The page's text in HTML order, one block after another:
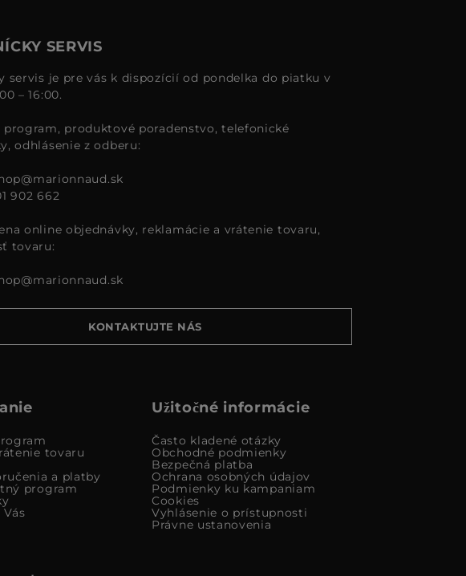
SERVIS
servis je pre vás k dispozícií od pondelka do piatku v
– 16:00.
program, produktové poradenstvo, telefonické
odhlásenie z odberu:
902 662
online objednávky, reklamácie a vrátenie tovaru,
tovaru:
KONTAKTUJTE NÁS
tovaru
a platby
program
Užitočné informácie
Často kladené otázky
Obchodné podmienky
Bezpečná platba
Ochrana osobných údajov
Podmienky ku kampaniam
Cookies
Vyhlásenie o prístupnosti
Právne ustanovenia